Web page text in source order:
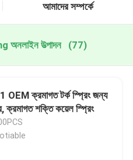
আমাদের সম্পর্কে
উত্পাদন (77)
ক্রমাগত টর্ক স্প্রিং জন্য
ক্রমাগত শক্তি কয়েল স্প্রিং